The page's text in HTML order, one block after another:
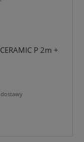
P 2m +
dostawy